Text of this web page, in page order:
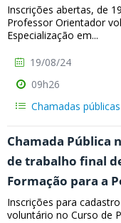
Inscrições abertas, de
Professor Orientador
Especialização em...
19/08/24
09h26
Chamadas públicas
Chamada Pública
de trabalho final
Formação para a
Inscrições para
voluntário no Curso de